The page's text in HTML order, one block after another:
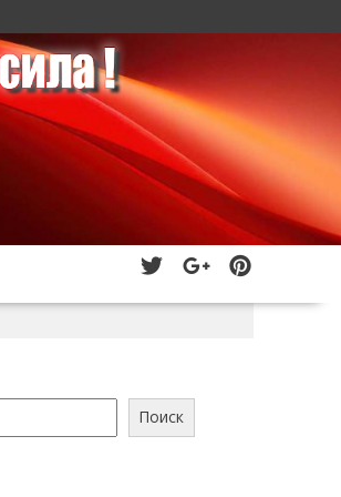
Поиск